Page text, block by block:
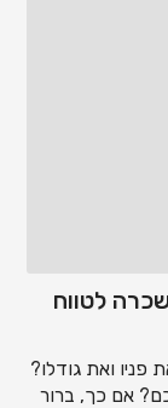
לטווח
ואת גודלו?
אם כך, ברור